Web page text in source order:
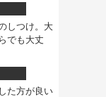
しつけ。大
でも大丈
た方が良い